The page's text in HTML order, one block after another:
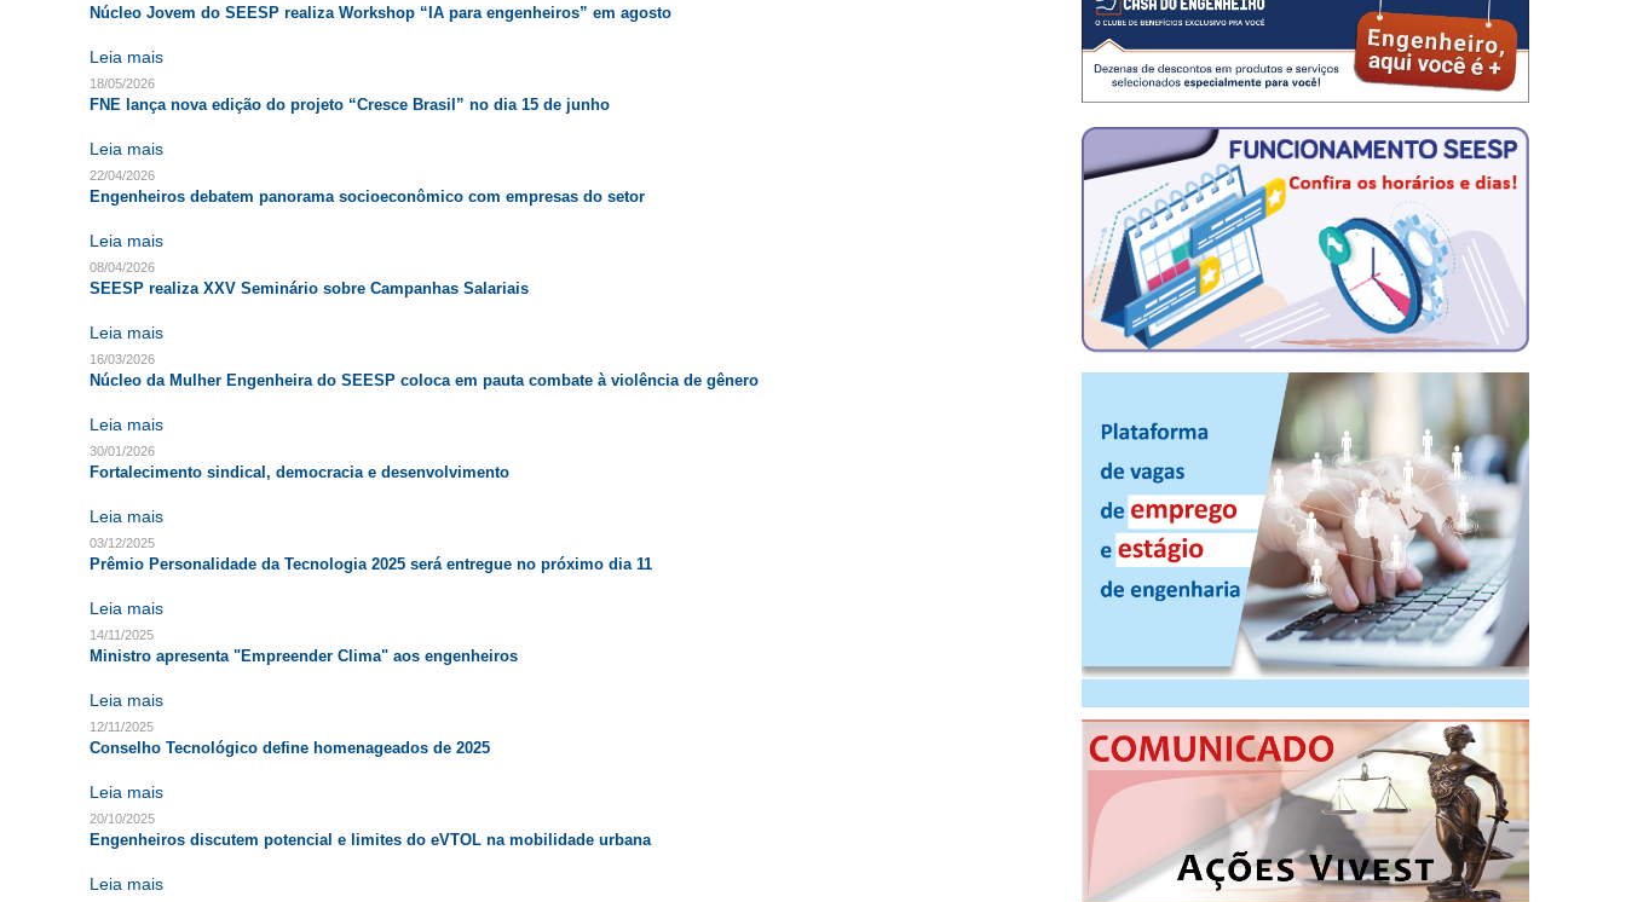
Núcleo Jovem do SEESP realiza Workshop “IA para engenheiros” em agosto
Leia mais
18/05/2026
FNE lança nova edição do projeto “Cresce Brasil” no dia 15 de junho
Leia mais
22/04/2026
Engenheiros debatem panorama socioeconômico com empresas do setor
Leia mais
08/04/2026
SEESP realiza XXV Seminário sobre Campanhas Salariais
Leia mais
16/03/2026
Núcleo da Mulher Engenheira do SEESP coloca em pauta combate à violência de gênero
Leia mais
30/01/2026
Fortalecimento sindical, democracia e desenvolvimento
Leia mais
03/12/2025
Prêmio Personalidade da Tecnologia 2025 será entregue no próximo dia 11
Leia mais
14/11/2025
Ministro apresenta "Empreender Clima" aos engenheiros
Leia mais
12/11/2025
Conselho Tecnológico define homenageados de 2025
Leia mais
20/10/2025
Engenheiros discutem potencial e limites do eVTOL na mobilidade urbana
Leia mais